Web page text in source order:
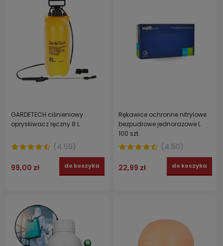
GARDETECH ciśnieniowy
opryskiwacz ręczny 8 L
(4.59)
99,00 zł do koszyka
Rękawice ochronne nitrylowe
bezpudrowe jednorazowe L
100 szt.
(4.50)
22,99 zł do koszyka